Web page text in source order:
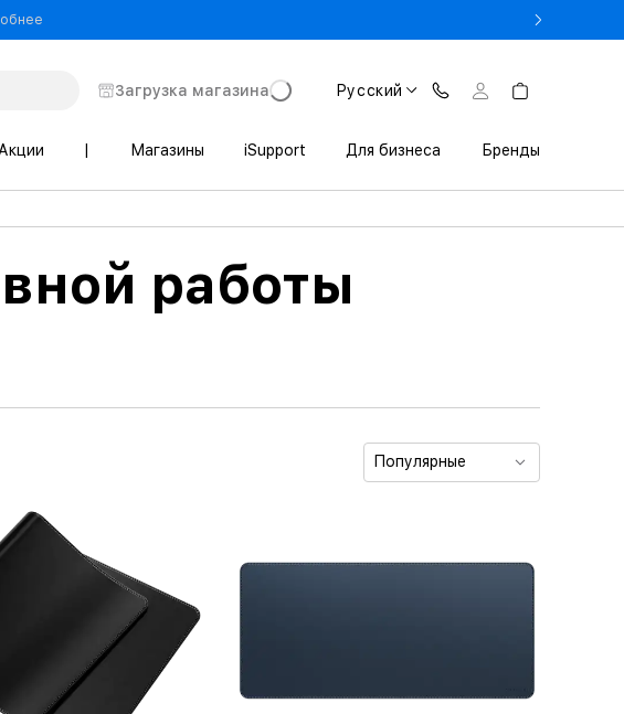
- Выгода в Trade In до 1 800 000 сум
Загрузка магазина Русский
Акции Магазины iSupport Для бизнеса Бренды
работы
Популярные